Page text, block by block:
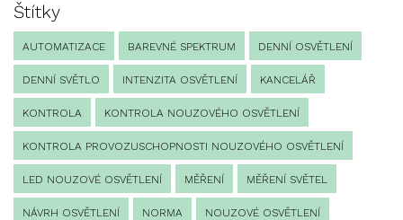
Štítky
AUTOMATIZACE BAREVNÉ SPEKTRUM DENNÍ OSVĚTLENÍ
DENNÍ SVĚTLO INTENZITA OSVĚTLENÍ KANCELÁŘ
KONTROLA KONTROLA NOUZOVÉHO OSVĚTLENÍ
KONTROLA PROVOZUSCHOPNOSTI NOUZOVÉHO OSVĚTLENÍ
LED NOUZOVÉ OSVĚTLENÍ MĚŘENÍ MĚŘENÍ SVĚTEL
NÁVRH OSVĚTLENÍ NORMA NOUZOVÉ OSVĚTLENÍ